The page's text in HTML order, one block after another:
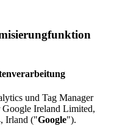
und Tag Manager
Google Ireland Limited,
Irland ("Google").